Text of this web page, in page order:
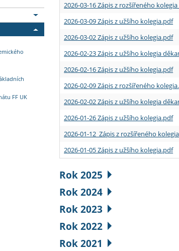
FF UK
2026-03-16 Zápis z rozšířeného
2026-03-09 Zápis z užšího kolegia.pdf
2026-03-02 Zápis z užšího kolegia.pdf
2026-02-23 Zápis z užšího kolegia
2026-02-16 Zápis z užšího kolegia.pdf
2026-02-09 Zápis z rozšířeného
2026-02-02 Zápis z užšího kolegia
2026-01-26 Zápis z užšího kolegia.pdf
2026-01-12 Zápis z rozšířeného
2026-01-05 Zápis z užšího kolegia.pdf
Rok 2025
Rok 2024
Rok 2023
Rok 2022
Rok 2021